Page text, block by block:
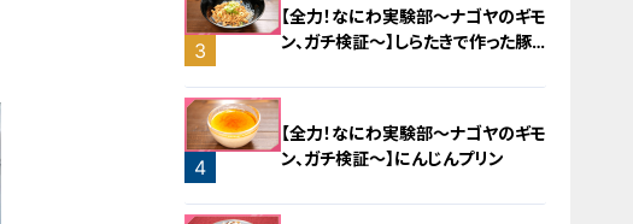
3
【全力！なにわ実験部～ナゴヤのギモ
ン、ガチ検証～】しらたきで作った豚
4
【全力！なにわ実験部～ナゴヤのギモ
ン、ガチ検証～】にんじんプリン